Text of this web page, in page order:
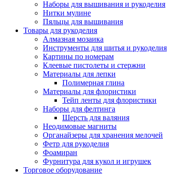
Наборы для вышивания и рукоделия
Нитки мулине
Пяльцы для вышивания
Товары для рукоделия
Алмазная мозаика
Инструменты для шитья и рукоделия
Картины по номерам
Клеевые пистолеты и стержни
Материалы для лепки
Полимерная глина
Материалы для флористики
Тейп ленты для флористики
Наборы для фелтинга
Шерсть для валяния
Неодимовые магниты
Органайзеры для хранения мелочей
Фетр для рукоделия
Фоамиран
Фурнитура для кукол и игрушек
Торговое оборудование